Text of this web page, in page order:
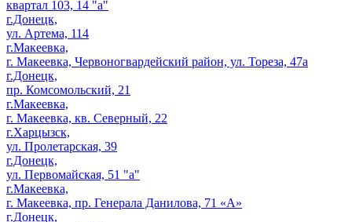
квартал 103, 14 "а"
г.Донецк,
ул. Артема, 114
г.Макеевка,
г. Макеевка, Червоногвардейский район, ул. Тореза, 47а
г.Донецк,
пр. Комсомольский, 21
г.Макеевка,
г. Макеевка, кв. Северный, 22
г.Харцызск,
ул. Пролетарская, 39
г.Донецк,
ул. Первомайская, 51 "а"
г.Макеевка,
г. Макеевка, пр. Генерала Данилова, 71 «А»
г.Донецк,